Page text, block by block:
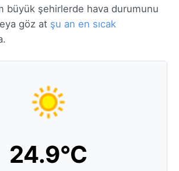
büyük şehirlerde hava durumunu
göz at şu an en sıcak
24.9°C